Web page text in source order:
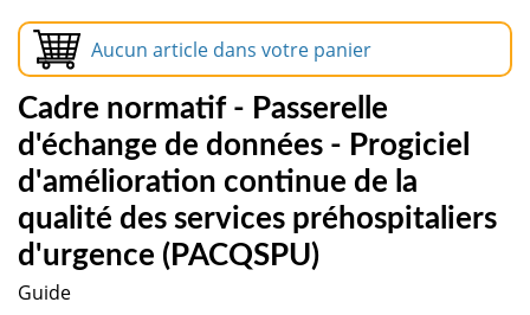
Aucun article dans votre panier
Cadre normatif - Passerelle
d'échange de données - Progiciel
d'amélioration continue de la
qualité des services préhospitaliers
d'urgence (PACQSPU)
Guide